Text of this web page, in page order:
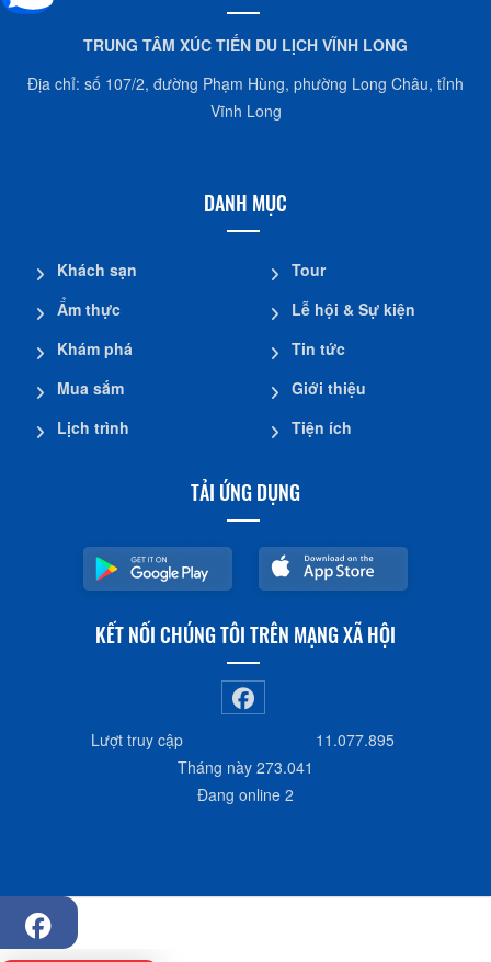
TRUNG TÂM XÚC TIẾN DU LỊCH VĨNH LONG
Địa chỉ: số 107/2, đường Phạm Hùng, phường Long Châu, tỉnh
Vĩnh Long
DANH MỤC
Khách sạn
Ẩm thực
Khám phá
Mua sắm
Lịch trình
Tour
Lễ hội & Sự kiện
Tin tức
Giới thiệu
Tiện ích
TẢI ỨNG DỤNG
KẾT NỐI CHÚNG TÔI TRÊN MẠNG XÃ HỘI
Lượt truy cập
11.077.895
Tháng này 273.041
Đang online 2